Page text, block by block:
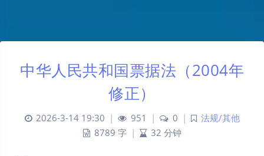
中华人民共和国票据法（2004年
修正）
2026-3-14 19:30 951 0
法规/其他
8789 字
32 分钟